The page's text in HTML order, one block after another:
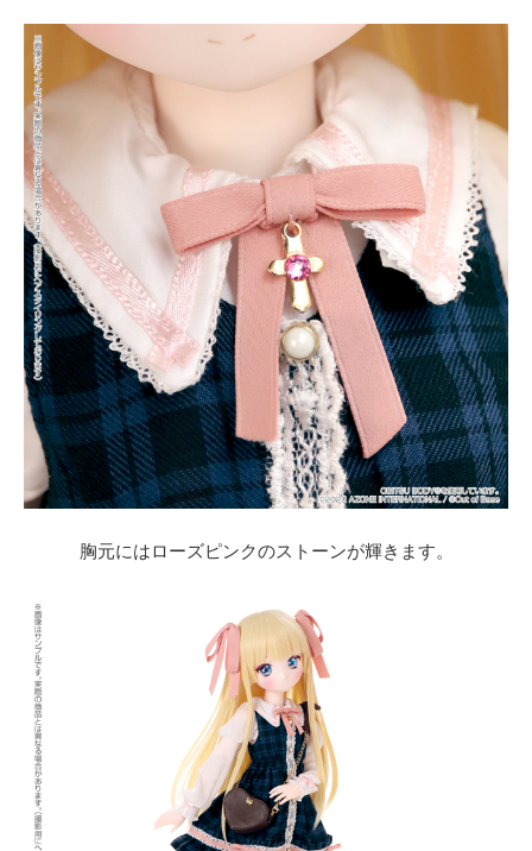
胸元にはローズピンクのストーンが輝きます。